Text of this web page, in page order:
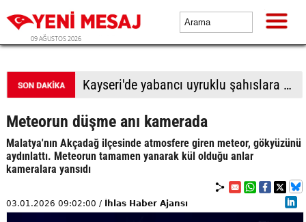
09 AĞUSTOS 2026
Kayseri'de yabancı uyruklu şahıslara biber gazı sıkıp bıçakladılar: 1 ölü, 1 yaralı
Meteorun düşme anı kamerada
Malatya'nın Akçadağ ilçesinde atmosfere giren meteor, gökyüzünü
aydınlattı. Meteorun tamamen yanarak kül olduğu anlar
kameralara yansıdı
03.01.2026 09:02:00 / İhlas Haber Ajansı